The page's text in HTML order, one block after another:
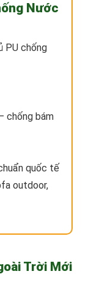
Nước
PU chống
chống bám
quốc tế
outdoor,
Trời Mới